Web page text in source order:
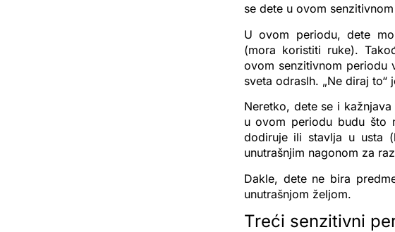
se dete u ovom
U ovom periodu, dete
(mora koristiti ruke).
ovom senzitivnom periodu
sveta odraslh. „Ne diraj
Neretko, dete se i
u ovom periodu budu što
dodiruje ili stavlja u usta
unutrašnjim nagonom za
Dakle, dete ne bira
unutrašnjom željom.
Treći senzitivni